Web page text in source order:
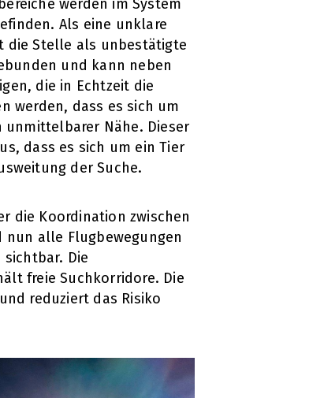
werden im System
Als eine unklare
die Stelle als unbestätigte
und kann neben
die in Echtzeit die
werden, dass es sich um
Nähe. Dieser
dass es sich um ein Tier
der Suche.
die Koordination zwischen
alle Flugbewegungen
Die
freie Suchkorridore. Die
reduziert das Risiko